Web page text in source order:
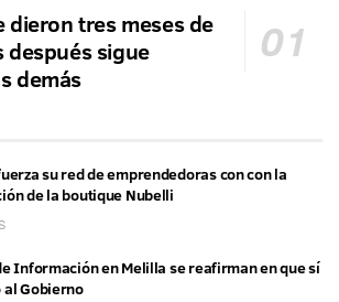
dieron tres meses de
después sigue
demás
su red de emprendedoras con con la
de la boutique Nubelli
Información en Melilla se reafirman en que sí
al Gobierno